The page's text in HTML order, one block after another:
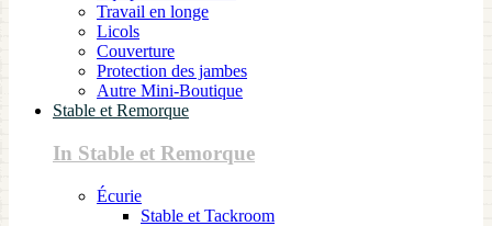
Travail en longe
Licols
Couverture
Protection des jambes
Autre Mini-Boutique
Stable et Remorque
In Stable et Remorque
Écurie
Stable et Tackroom